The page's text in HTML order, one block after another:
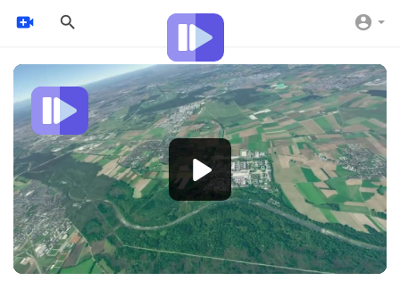
Video
Player
720p
480p
360p
240p
auto